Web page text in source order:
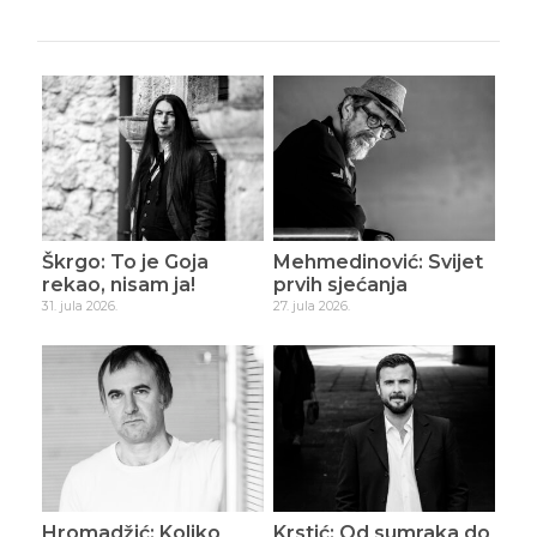
Škrgo: To je Goja
rekao, nisam ja!
31. jula 2026.
Mehmedinović: Svijet
prvih sjećanja
27. jula 2026.